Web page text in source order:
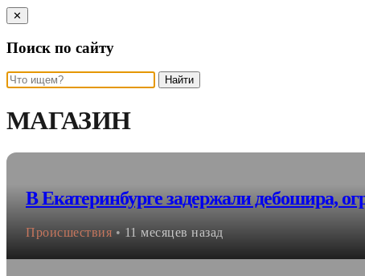
✕
Поиск по сайту
Найти
МАГАЗИН
В Екатеринбурге задержали дебошира,
Происшествия • 11 месяцев назад